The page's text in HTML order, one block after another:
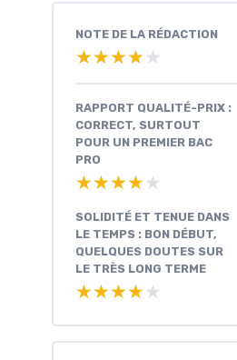
NOTE DE LA RÉDACTION
★★★★★
★★★★★
RAPPORT QUALITÉ-PRIX :
CORRECT, SURTOUT
POUR UN PREMIER BAC
PRO
★★★★★
★★★★★
SOLIDITÉ ET TENUE DANS
LE TEMPS : BON DÉBUT,
QUELQUES DOUTES SUR
LE TRÈS LONG TERME
★★★★★
★★★★★